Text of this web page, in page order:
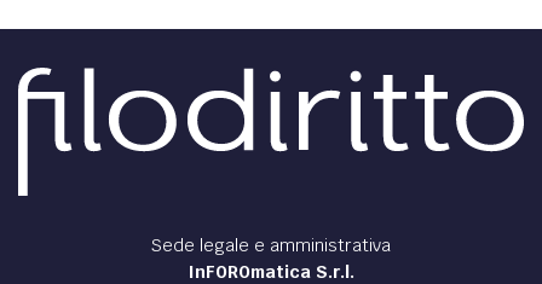
Sede legale e amministrativa
InFOROmatica S.r.l.